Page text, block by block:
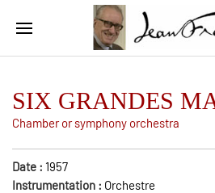
SIX GRANDES
Chamber or symphony orchestra
Date : 1957
Instrumentation : Orchestre